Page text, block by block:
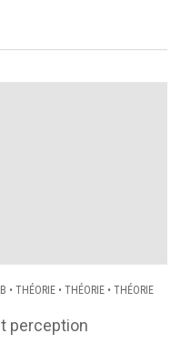
• THÉORIE • THÉORIE • THÉORIE
perception